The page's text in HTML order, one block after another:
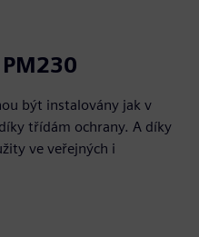
být instalovány jak v
třídám ochrany. A díky
ve veřejných i